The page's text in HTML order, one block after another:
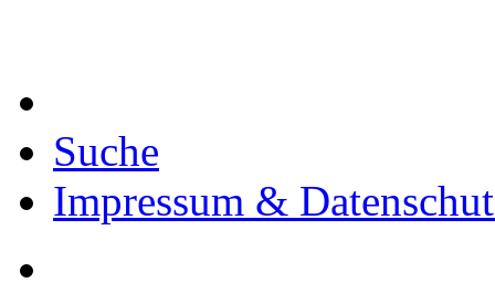
Suche
Impressum &